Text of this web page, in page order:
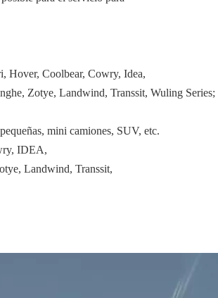
Hover, Coolbear, Cowry, Idea,
Zotye, Landwind, Transsit, Wuling Series;
mini camiones, SUV, etc.
IDEA,
Landwind, Transsit,